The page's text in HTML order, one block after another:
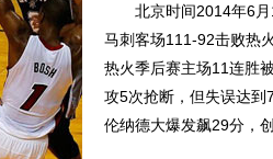
北京时间2014年6月
马刺客场111-92击败热
热火季后赛主场11连胜
攻5次抢断，但失误达到
伦纳德大爆发飙29分，